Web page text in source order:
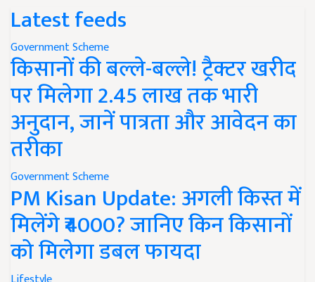
Latest feeds
Government Scheme
किसानों की बल्ले-बल्ले! ट्रैक्टर खरीद
पर मिलेगा 2.45 लाख तक भारी
अनुदान, जानें पात्रता और आवेदन का
तरीका
Government Scheme
PM Kisan Update: अगली किस्त में
मिलेंगे ₹4000? जानिए किन किसानों
को मिलेगा डबल फायदा